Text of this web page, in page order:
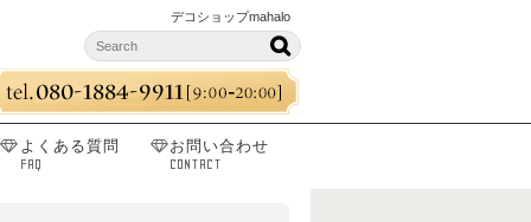
デコショップmahalo
よくある質問
FAQ
お問い合わせ
CONTACT